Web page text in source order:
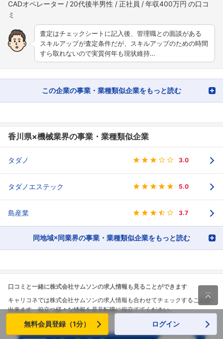
CADオペレーター 20代後半男性 正社員 年収400万円
査定はチェックシートに記入後、管理職との面談がある
スキルアップが査定条件だが、スキルアップのための時間
すら取れないので実質何年も現状維持…
この企業の事業・業種類似企業をもっと読む
香川県×機械業界の事業・業種類似企業
タダノ 3.0
タダノエステック 5.0
島産業 3.7
同地域×同業界の事業・業種類似企業をもっと読む
口コミと一緒に株式会社サムソンの求人情報も見ることができます
キャリコネでは株式会社サムソンの求人情報も合わせてチェックすることが
出来ます。役立つ様々な情報を是非転職に役立ててください。

無料会員登録（1分） ログイン